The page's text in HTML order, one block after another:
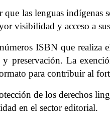
las lenguas indígenas
visibilidad y acceso a
ISBN que realiza
preservación. La
para contribuir al
de los derechos
en el sector editorial.